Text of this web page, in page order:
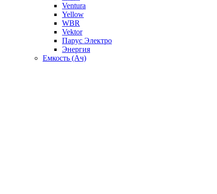
Ventura
Yellow
WBR
Vektor
Парус Электро
Энергия
Емкость (Ач)